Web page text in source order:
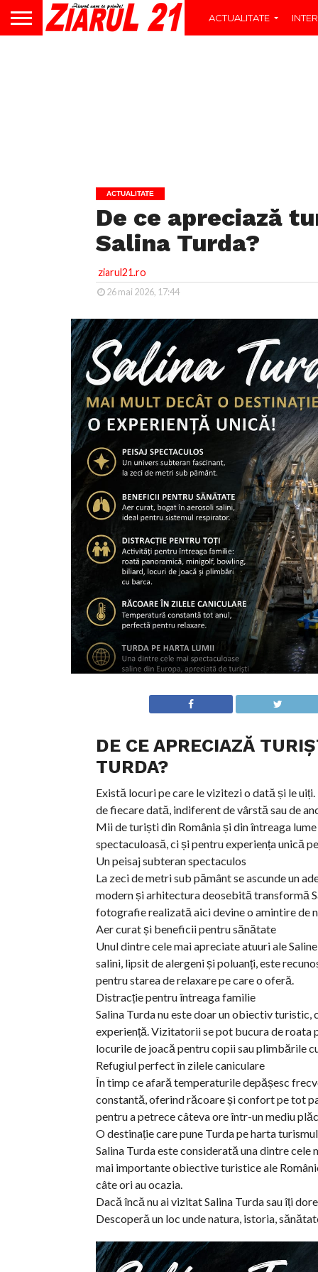
ACTUALITATE
ACTUALITATE
De ce apreciază
Salina Turda?
ziarul21.ro
26 mai 2026, 17:44
DE CE APRECIAZĂ
TURDA?
Există locuri pe care le vizitezi o dată și le
de fiecare dată, indiferent de vârstă sau de
Mii de turiști din România și din întreaga
spectaculoasă, ci și pentru experiența unică
Un peisaj subteran spectaculos
La zeci de metri sub pământ se ascunde un
modern și arhitectura deosebită transformă
fotografie realizată aici devine o amintire de
Aer curat și beneficii pentru sănătate
Unul dintre cele mai apreciate atuuri ale
salini, lipsit de alergeni și poluanți, este
pentru starea de relaxare pe care o oferă.
Distracție pentru întreaga familie
Salina Turda nu este doar un obiectiv
experiență. Vizitatorii se pot bucura de
locurile de joacă pentru copii sau plimbările
Refugiul perfect în zilele caniculare
În timp ce afară temperaturile depășesc
constantă, oferind răcoare și confort pe tot
pentru a petrece câteva ore într-un mediu
O destinație care pune Turda pe harta
Salina Turda este considerată una dintre
mai importante obiective turistice ale
câte ori au ocazia.
Dacă încă nu ai vizitat Salina Turda sau îți
Descoperă un loc unde natura, istoria,